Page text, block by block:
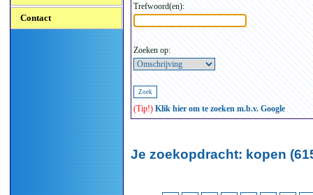
Contact
Trefwoord(en):
Zoeken op:
(Tip!) Klik hier om te zoeken m.b.v. Google
Je zoekopdracht: kopen